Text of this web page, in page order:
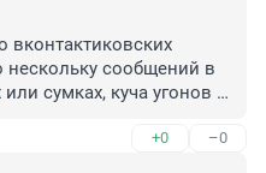
вконтактиковских
нескольку сообщений в
сумках, куча угонов
+0 –0